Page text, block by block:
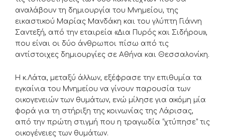
αναλάβουν τη δημιουργία του Μνημείου, της
εικαστικού Μαρίας Μανδάκη και του γλύπτη Γιάννη
Σαντεξή, από την εταιρεία «Δια Πυρός και Σιδήρου»,
που είναι οι δύο άνθρωποι πίσω από τις
αντίστοιχες δημιουργίες σε Αθήνα και Θεσσαλονίκη.
Η κ.Λάτα, μεταξύ άλλων, εξέφρασε την επιθυμία τα
εγκαίνια του Μνημείου να γίνουν παρουσία των
οικογενειών των θυμάτων, ενώ μίλησε για ακόμη μία
φορά για τη στήριξη της κοινωνίας της Λάρισας,
από την πρώτη στιγμή που η τραγωδία “χτύπησε” τις
οικογένειες των θυμάτων.